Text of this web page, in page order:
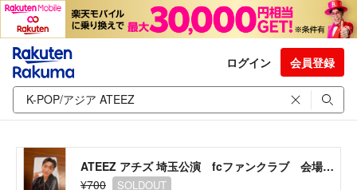
ログイン 会員登録
ATEEZ アチズ 埼玉公演 fcファンクラブ 会場限定 トレカ ホンジュン
¥700
SOLDOUT